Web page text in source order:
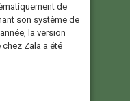
de
son système de
la version
Zala a été